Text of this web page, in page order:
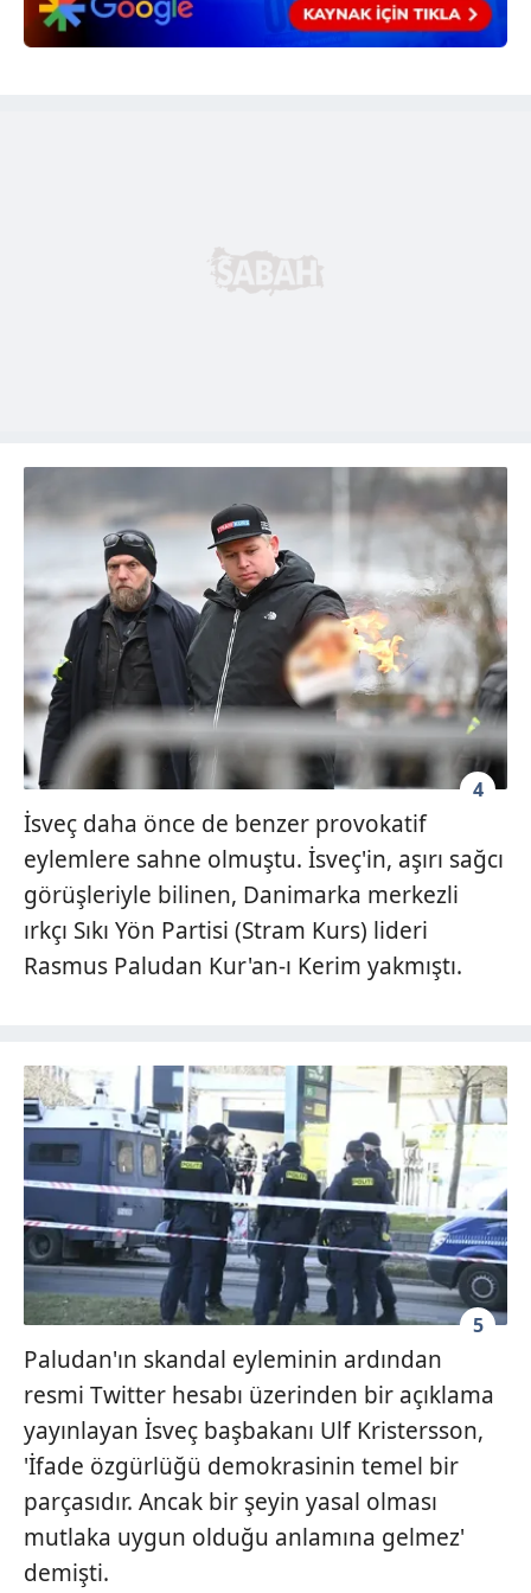
4
İsveç daha önce de benzer provokatif
eylemlere sahne olmuştu. İsveç'in, aşırı sağcı
görüşleriyle bilinen, Danimarka merkezli
ırkçı Sıkı Yön Partisi (Stram Kurs) lideri
Rasmus Paludan Kur'an-ı Kerim yakmıştı.
5
Paludan'ın skandal eyleminin ardından
resmi Twitter hesabı üzerinden bir açıklama
yayınlayan İsveç başbakanı Ulf Kristersson,
'İfade özgürlüğü demokrasinin temel bir
parçasıdır. Ancak bir şeyin yasal olması
mutlaka uygun olduğu anlamına gelmez'
demişti.